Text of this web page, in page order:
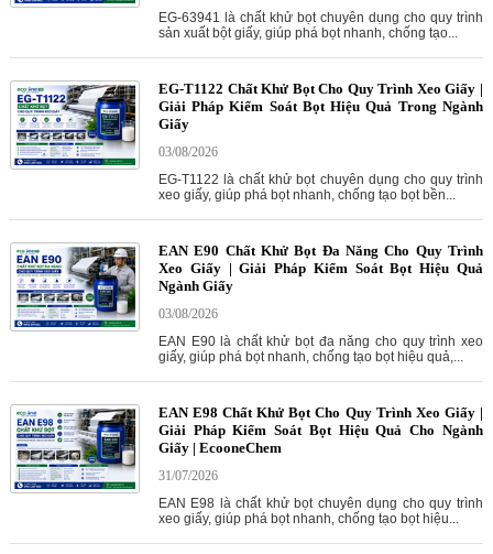
EG-63941 là chất khử bọt chuyên dụng cho quy trình
sản xuất bột giấy, giúp phá bọt nhanh, chống tạo...
EG-T1122 Chất Khử Bọt Cho Quy Trình Xeo Giấy |
Giải Pháp Kiểm Soát Bọt Hiệu Quả Trong Ngành
Giấy
03/08/2026
EG-T1122 là chất khử bọt chuyên dụng cho quy trình
xeo giấy, giúp phá bọt nhanh, chống tạo bọt bền...
EAN E90 Chất Khử Bọt Đa Năng Cho Quy Trình
Xeo Giấy | Giải Pháp Kiểm Soát Bọt Hiệu Quả
Ngành Giấy
03/08/2026
EAN E90 là chất khử bọt đa năng cho quy trình xeo
giấy, giúp phá bọt nhanh, chống tạo bọt hiệu quả,...
EAN E98 Chất Khử Bọt Cho Quy Trình Xeo Giấy |
Giải Pháp Kiểm Soát Bọt Hiệu Quả Cho Ngành
Giấy | EcooneChem
31/07/2026
EAN E98 là chất khử bọt chuyên dụng cho quy trình
xeo giấy, giúp phá bọt nhanh, chống tạo bọt hiệu...